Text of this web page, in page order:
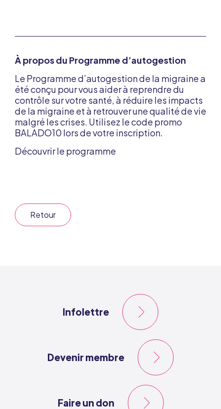
À propos du Programme d’autogestion
Le Programme d’autogestion de la migraine a
été conçu pour vous aider à reprendre du
contrôle sur votre santé, à réduire les impacts
de la migraine et à retrouver une qualité de vie
malgré les crises. Utilisez le code promo
BALADO10 lors de votre inscription.
Découvrir le programme
Retour
Infolettre
Devenir membre
Faire un don